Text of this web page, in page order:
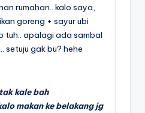
rumahan.. kalo saya,
goreng + sayur ubi
tuh.. apalagi ada sambal
gak bu? hehe
kale bah
makan ke belakang jg